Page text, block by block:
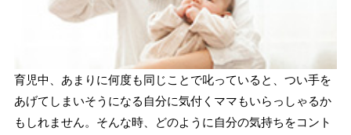
育児中、あまりに何度も同じことで叱っていると、つい手を
あげてしまいそうになる自分に気付くママもいらっしゃるか
もしれません。そんな時、どのように自分の気持ちをコント